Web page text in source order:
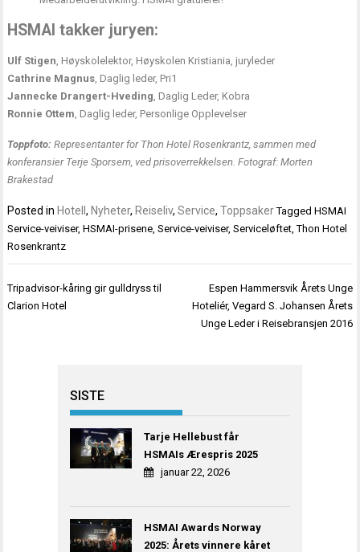
HSMAI takker juryen:
Ulf Stigen , Høyskolelektor, Høyskolen Kristiania, juryleder
Cathrine Magnus , Daglig leder, Pri1
Jannecke Drangert-Hveding Daglig Leder, Kobra
Ronnie Ottem , Daglig leder, Personlige Opplevelser
Toppfoto: Representanter for Thon Hotel Rosenkrantz, sammen med
konferansier Terje Sporsem, ved prisoverrekkelsen. Fotograf: Morten
Brakestad
Posted in Hotell, Nyheter, Reiseliv,Service,Toppsaker TaggedHSMAI
Service-veiviser,HSMAI-prisene ,Service-veiviser,Serviceløftet ,Thon Hotel
Rosenkrantz
Innleggsnavigasjon
Tripadvisor-kåring gir gulldryss til
Clarion Hotel
Espen Hammersvik Årets Unge
Hoteliér, Vegard S. Johansen Årets
Unge Leder i Reisebransjen 2016
SISTE
Tarje Hellebust får
HSMAIs Ærespris 2025
januar 22, 2026
HSMAI Awards Norway
2025: Årets vinnere kåret